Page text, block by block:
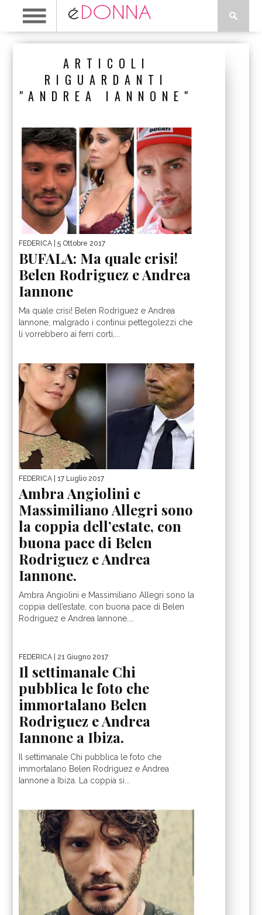
ARTICOLI
RIGUARDANTI
"ANDREA IANNONE"
FEDERICA | 5 Ottobre 2017
BUFALA: Ma quale crisi!
Belen Rodriguez e Andrea
Iannone
Ma quale crisi! Belen Rodriguez e Andrea
Iannone, malgrado i continui pettegolezzi che
li vorrebbero ai ferri corti,...
FEDERICA | 17 Luglio 2017
Ambra Angiolini e
Massimiliano Allegri sono
la coppia dell’estate, con
buona pace di Belen
Rodriguez e Andrea
Iannone.
Ambra Angiolini e Massimiliano Allegri sono la
coppia dell’estate, con buona pace di Belen
Rodriguez e Andrea Iannone....
FEDERICA | 21 Giugno 2017
Il settimanale Chi
pubblica le foto che
immortalano Belen
Rodriguez e Andrea
Iannone a Ibiza.
Il settimanale Chi pubblica le foto che
immortalano Belen Rodriguez e Andrea
Iannone a Ibiza. La coppia si...